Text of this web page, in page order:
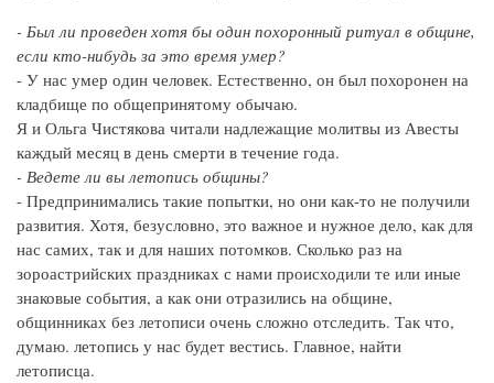
- Был ли проведен хотя бы один похоронный ритуал в общине,
если кто-нибудь за это время умер?
- У нас умер один человек. Естественно, он был похоронен на
кладбище по общепринятому обычаю.
Я и Ольга Чистякова читали надлежащие молитвы из Авесты
каждый месяц в день смерти в течение года.
- Ведете ли вы летопись общины?
- Предпринимались такие попытки, но они как-то не получили
развития. Хотя, безусловно, это важное и нужное дело, как для
нас самих, так и для наших потомков. Сколько раз на
зороастрийских праздниках с нами происходили те или иные
знаковые события, а как они отразились на общине,
общинниках без летописи очень сложно отследить. Так что,
думаю. летопись у нас будет вестись. Главное, найти
летописца.